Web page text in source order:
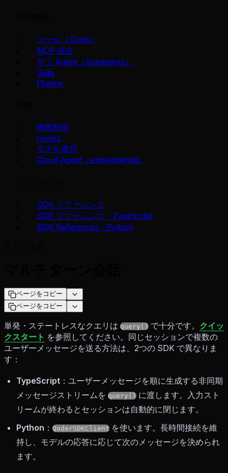
ツール（Tools）
MCP 統合
サブ Agent（Subagents）
Skills
Plugins
権限制御
Hooks
モデル選択
Cloud Agent（experimental）
SDK リファレンス
SDK リファレンス - TypeScript
SDK References - Python
ページをコピー
ページをコピー
単発・ステートレスなクエリは query() で十分です。 クイッ
クスタート を参照してください。同じセッションで複数の
ユーザーメッセージを送る方法は、2つの SDK で異なりま
す：
TypeScript ：ユーザーメッセージを順に生成する非同期
メッセージストリームを query() に渡します。入力スト
リームが終わるとセッションは自動的に閉じます。
Python ： QoderSDKClient を使います。長時間接続を維
持し、モデルの応答に応じて次のメッセージを決められ
ます。